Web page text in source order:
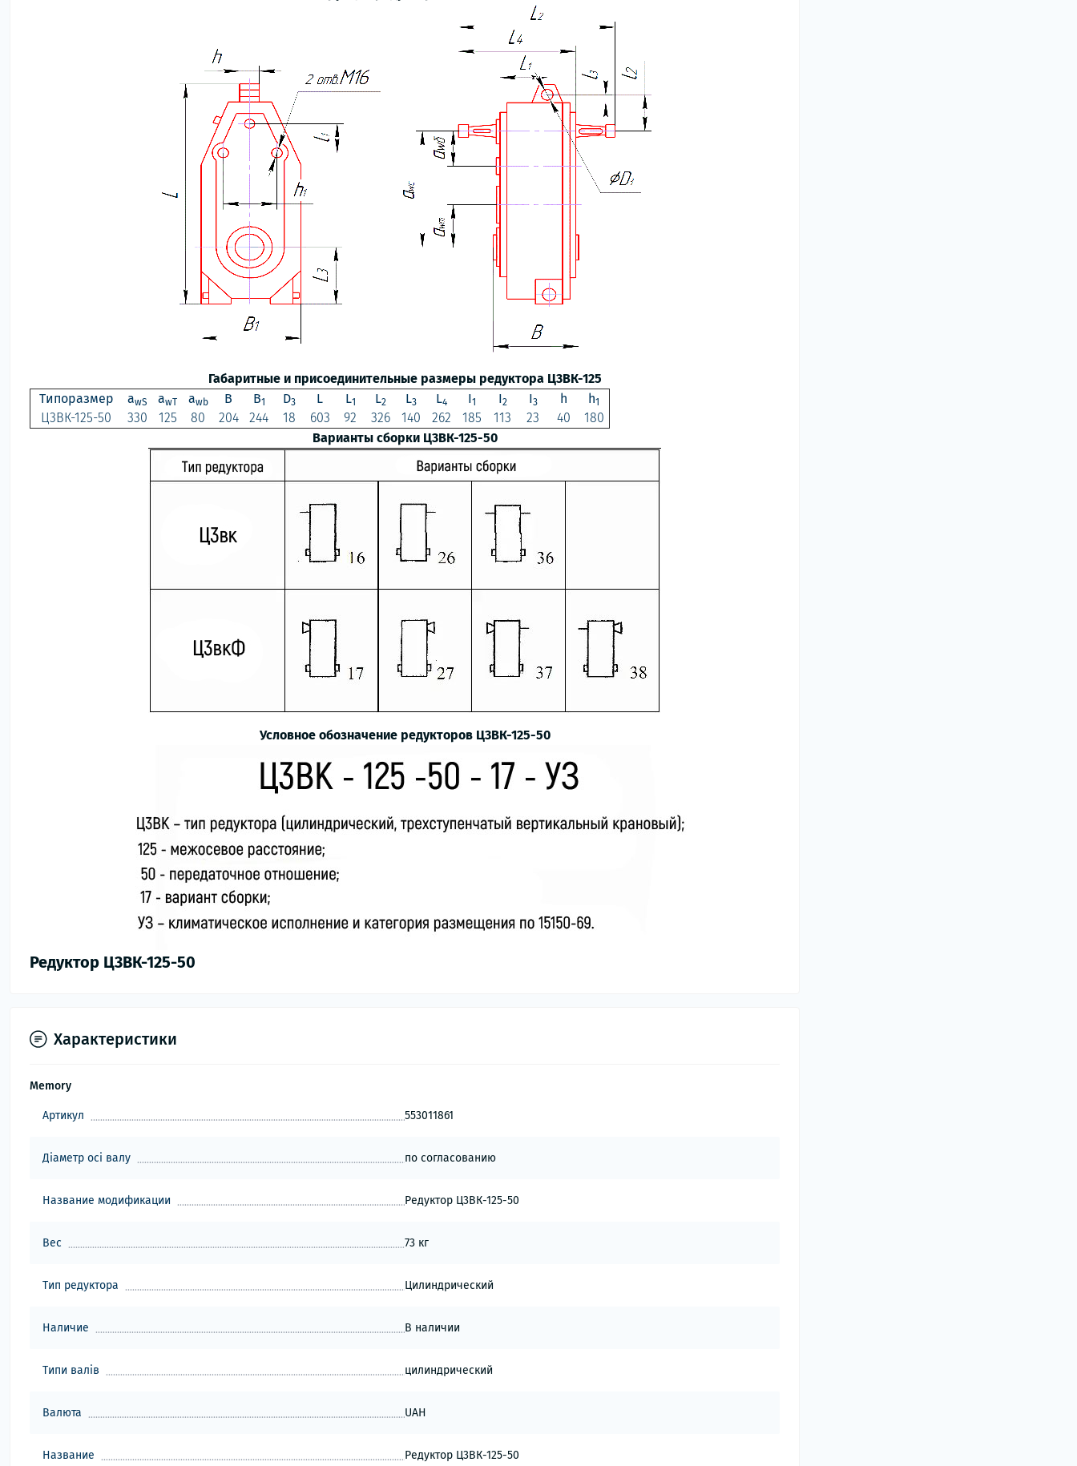
Габаритные и присоединительные размеры редуктора Ц3ВК-125
Типоразмер
awS awT awb B B1 D3 L L1 L2 L3 L4 I1 I2 I3 h h1
Ц3ВК-125-50 330 125 80 204 244 18 603 92 326 140 262 185 113 23 40
180
Варианты сборки Ц3ВК-125-50
Условное обозначение редукторов Ц3ВК-125-50
Редуктор Ц3ВК-125-50
Характеристики
Memory
Артикул 553011861
Діаметр осі валу по согласованию
Название модификации Редуктор Ц3ВК-125-50
Вес 73 кг
Тип редуктора Цилиндрический
Наличие В наличии
Типи валів цилиндрический
Валюта UAH
Название Редуктор Ц3ВК-125-50